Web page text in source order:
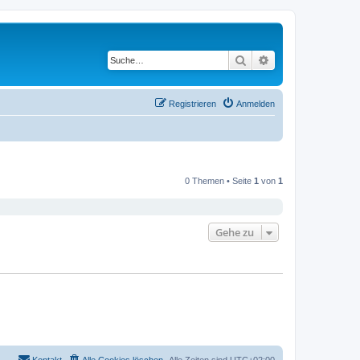
Suche
Anmelden
Registrieren
0 Themen • Seite 1 von 1
Gehe zu